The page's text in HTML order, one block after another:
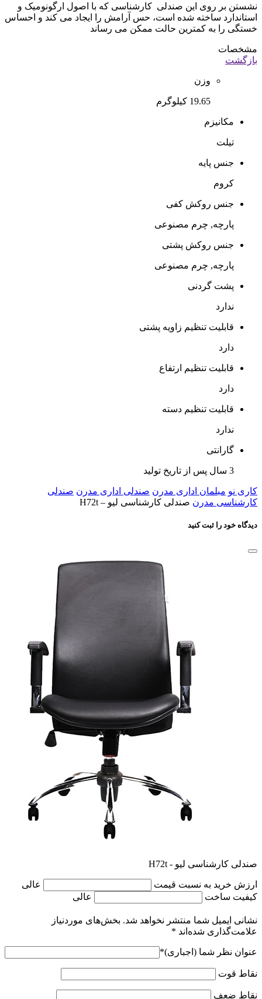
نشستن بر روی این صندلی کارشناسی که با اصول ارگونومیک و
استاندارد ساخته شده است، حس آرامش را ایجاد می کند و احساس
خستگی را به کمترین حالت ممکن می رساند
مشخصات
بازگشت
وزن
19.65 کیلوگرم
مکانیزم
تیلت
جنس پایه
کروم
جنس روکش کفی
پارچه, چرم مصنوعی
جنس روکش پشتی
پارچه, چرم مصنوعی
پشت گردنی
ندارد
قابلیت تنظیم زاویه پشتی
دارد
قابلیت تنظیم ارتفاع
دارد
قابلیت تنظیم دسته
ندارد
گارانتی
3 سال پس از تاریخ تولید
کاری نو مبلمان اداری مدرن صندلی اداری مدرن صندلی
کارشناسی مدرن صندلی کارشناسی لیو – H72t
دیدگاه خود را ثبت کنید
صندلی کارشناسی لیو - H72t
ارزش خرید به نسبت قیمت
عالی
کیفیت ساخت
عالی
نشانی ایمیل شما منتشر نخواهد شد. بخش‌های موردنیاز
علامت‌گذاری شده‌اند *
عنوان نظر شما (اجباری)*
نقاط قوت
نقاط ضعف